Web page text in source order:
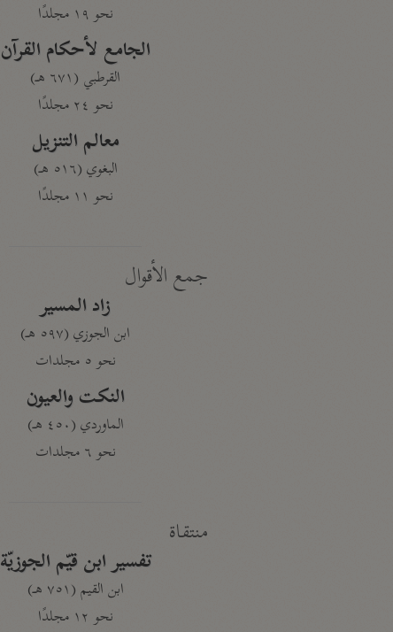
نحو ١٩ مجلدًا
الجامع لأحكام القرآن
القرطبي (٦٧١ هـ)
نحو ٢٤ مجلدًا
معالم التنزيل
البغوي (٥١٦ هـ)
نحو ١١ مجلدًا
جمع الأقوال
زاد المسير
ابن الجوزي (٥٩٧ هـ)
نحو ٥ مجلدات
النكت والعيون
الماوردي (٤٥٠ هـ)
نحو ٦ مجلدات
منتقاة
تفسير ابن قيّم الجوزيّة
ابن القيم (٧٥١ هـ)
نحو ١٢ مجلدًا